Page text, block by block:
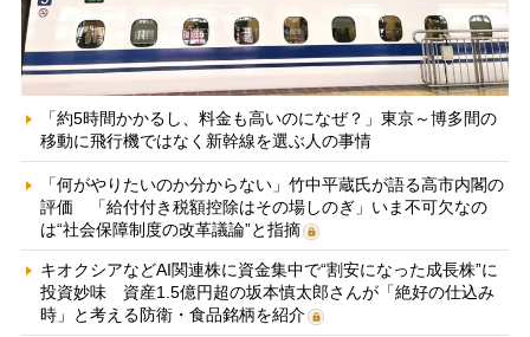
「約5時間かかるし、料金も高いのになぜ？」東京～博多間の
移動に飛行機ではなく新幹線を選ぶ人の事情
「何がやりたいのか分からない」竹中平蔵氏が語る高市内閣の
評価 「給付付き税額控除はその場しのぎ」いま不可欠なの
は“社会保障制度の改革議論”と指摘
キオクシアなどAI関連株に資金集中で“割安になった成長株”に
投資妙味 資産1.5億円超の坂本慎太郎さんが「絶好の仕込み
時」と考える防衛・食品銘柄を紹介